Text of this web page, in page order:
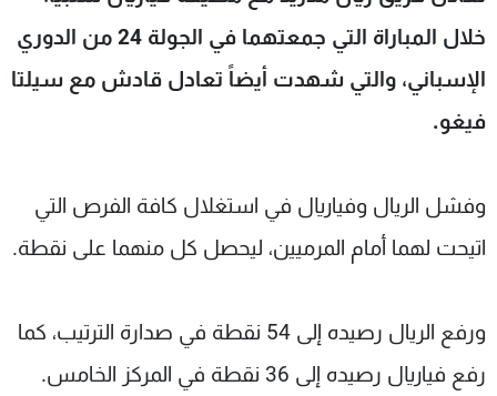
خلال المباراة التي جمعتهما في الجولة 24 من الدوري
الإسباني، والتي شهدت أيضاً تعادل قادش مع سيلتا
فيغو.
وفشل الريال وفياريال في استغلال كافة الفرص التي
اتيحت لهما أمام المرميين، ليحصل كل منهما على نقطة.
ورفع الريال رصيده إلى 54 نقطة في صدارة الترتيب، كما
رفع فياريال رصيده إلى 36 نقطة في المركز الخامس.
شاهد البرامج
الترددات
عن MTV
سياسة الخصوصية